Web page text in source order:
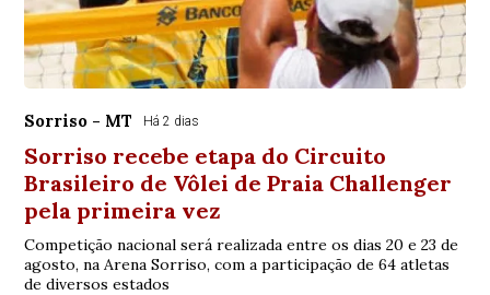
Sorriso - MT Há 2 dias
Sorriso recebe etapa do Circuito
Brasileiro de Vôlei de Praia Challenger
pela primeira vez
Competição nacional será realizada entre os dias 20 e 23 de
agosto, na Arena Sorriso, com a participação de 64 atletas
de diversos estados